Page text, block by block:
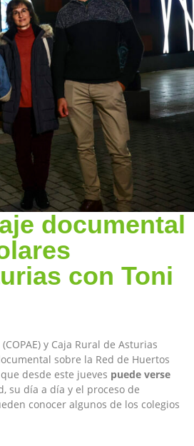
documental
con Toni
y Caja Rural de Asturias
sobre la Red de Huertos
desde este jueves puede verse
su día a día y el proceso de
conocer algunos de los colegios